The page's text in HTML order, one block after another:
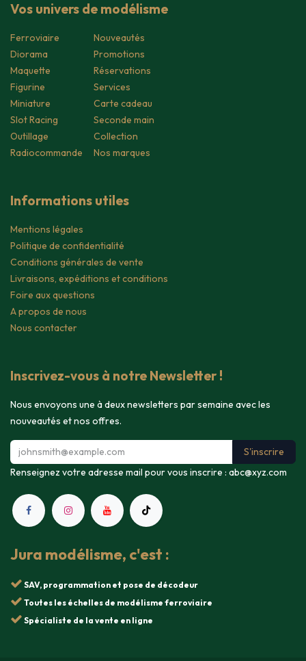
Vos univers de modélisme
Ferroviaire
Diorama
Maquette
Figurine
Miniature
Slot Racing
Outillage
Radiocommande
Nouveautés
Promotions
Réservations
Services
Carte cadeau
Seconde main
Collection
Nos marques
Informations utiles
Mentions légales
Politique de confidentialité
Conditions générales de vente
Livraisons, expéditions et conditions
Foire aux questions
A propos de nous
Nous contacter
Inscrivez-vous à notre Newsletter !
Nous envoyons une à deux newsletters par semaine avec les
nouveautés et nos offres.
S'inscrire
Renseignez votre adresse mail pour vous inscrire : abc@xyz.com
Jura modélisme, c'est :
SAV, programmation et pose de décodeur
Toutes les échelles de modélisme ferroviaire
Spécialiste de la vente en ligne